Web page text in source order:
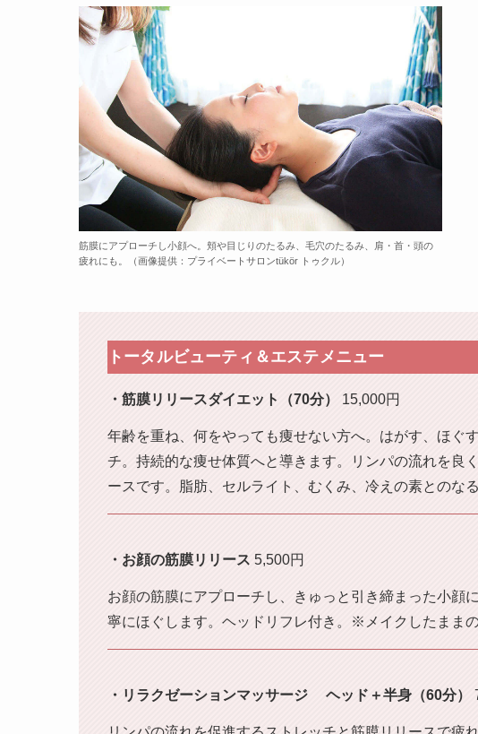
筋膜にアプローチし小顔へ。頬や目じりのたるみ、毛穴のたるみ、肩・首・頭の
疲れにも。（画像提供：プライベートサロンtükör トゥクル）
トータルビューティ＆エステメニュー
・筋膜リリースダイエット（70分） 15,000円
年齢を重ね、何をやっても痩せない方へ。はがす、ほぐ
チ。持続的な痩せ体質へと導きます。リンパの流れを良
ースです。脂肪、セルライト、むくみ、冷えの素とのな
・お顔の筋膜リリース 5,500円
お顔の筋膜にアプローチし、きゅっと引き締まった小顔
寧にほぐします。ヘッドリフレ付き。※メイクしたままの
・リラクゼーションマッサージ ヘッド＋半身（60分）